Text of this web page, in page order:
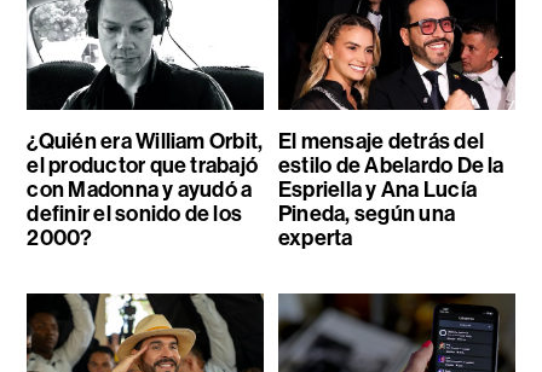
¿Quién era William Orbit,
el productor que trabajó
con Madonna y ayudó a
definir el sonido de los
2000?
El mensaje detrás del
estilo de Abelardo De la
Espriella y Ana Lucía
Pineda, según una
experta